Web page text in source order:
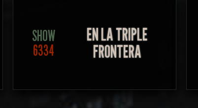
SHOW
6334
EN LA TRIPLE
FRONTERA